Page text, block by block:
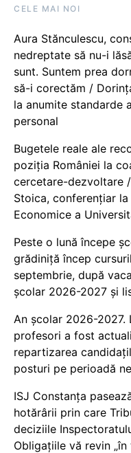
CELE MAI NOI
Aura Stănculescu,
nedreptate să nu-i
sunt. Suntem prea
să-i corectăm /
la anumite standarde
personal
Bugetele reale ale
poziția României la
cercetare-dezvoltare
Stoica, conferențiar
Economice a
Peste o lună începe
grădiniță încep
septembrie, după
școlar 2026-2027 și
An școlar 2026-
profesori a fost
repartizarea
posturi pe perioadă
ISJ Constanța
hotărârii prin care
deciziile
Obligațiile vă revin